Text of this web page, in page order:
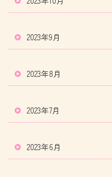
2023年9月
2023年8月
2023年7月
2023年6月